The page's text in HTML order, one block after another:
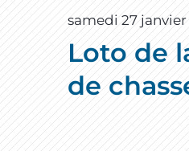
samedi 27 janvier
Loto de
de